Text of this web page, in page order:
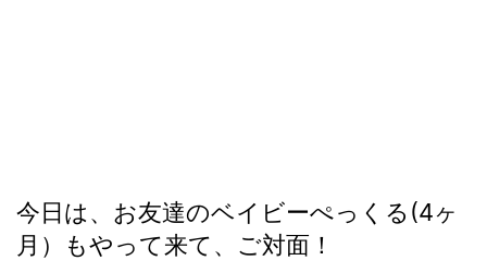
今日は、お友達のベイビーぺっくる(4ヶ
月）もやって来て、ご対面！